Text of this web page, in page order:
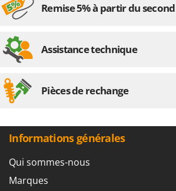
Remise 5% à partir du
Assistance technique
Pièces de rechange
Informations générales
Qui sommes-nous
Marques